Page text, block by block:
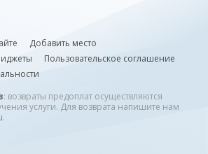
Добавить место
Пользовательское соглашение
: возвраты предоплат осуществляются
услуги. Для возврата напишите нам
.